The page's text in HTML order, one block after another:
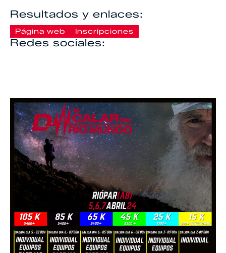
Resultados y enlaces:
Página web Inscripciones
Redes sociales: